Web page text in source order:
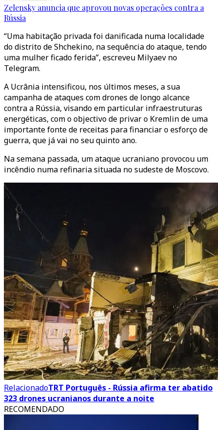
Zelensky anuncia que aprovou novas operações contra a
Rússia
“Uma habitação privada foi danificada numa localidade
do distrito de Shchekino, na sequência do ataque, tendo
uma mulher ficado ferida”, escreveu Milyaev no
Telegram.
A Ucrânia intensificou, nos últimos meses, a sua
campanha de ataques com drones de longo alcance
contra a Rússia, visando em particular infraestruturas
energéticas, com o objectivo de privar o Kremlin de uma
importante fonte de receitas para financiar o esforço de
guerra, que já vai no seu quinto ano.
Na semana passada, um ataque ucraniano provocou um
incêndio numa refinaria situada no sudeste de Moscovo.
RelacionadoTRT Português - Rússia afirma ter abatido
323 drones ucranianos durante a noite
RECOMENDADO